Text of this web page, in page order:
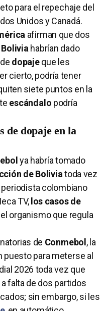
para el repechaje del
Unidos y Canadá.
afirman que dos
habrían dado
dopajeque les
cierto, podría tener
siete puntos en la
escándalo podría
de dopaje en la
ya habría tomado
de Boliviatoda vez
colombiano
TV,los casos de
organismo que regula
de Conmebol , la
puesto para meterse al
2026 toda vez que
falta de dos partidos
sin embargo, si les